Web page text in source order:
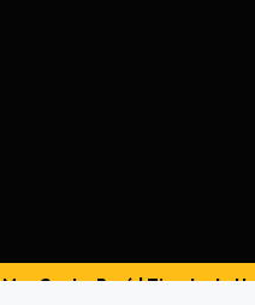
MaqCenterPerú | Tienda de